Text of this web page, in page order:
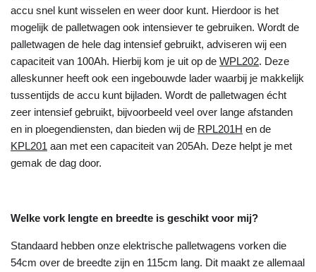
accu snel kunt wisselen en weer door kunt. Hierdoor is het
mogelijk de palletwagen ook intensiever te gebruiken. Wordt de
palletwagen de hele dag intensief gebruikt, adviseren wij een
capaciteit van 100Ah. Hierbij kom je uit op de WPL202. Deze
alleskunner heeft ook een ingebouwde lader waarbij je makkelijk
tussentijds de accu kunt bijladen. Wordt de palletwagen écht
zeer intensief gebruikt, bijvoorbeeld veel over lange afstanden
en in ploegendiensten, dan bieden wij de RPL201H en de
KPL201 aan met een capaciteit van 205Ah. Deze helpt je met
gemak de dag door.
Welke vork lengte en breedte is geschikt voor mij?
Standaard hebben onze elektrische palletwagens vorken die
54cm over de breedte zijn en 115cm lang. Dit maakt ze allemaal